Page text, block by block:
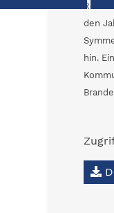
den
hin.